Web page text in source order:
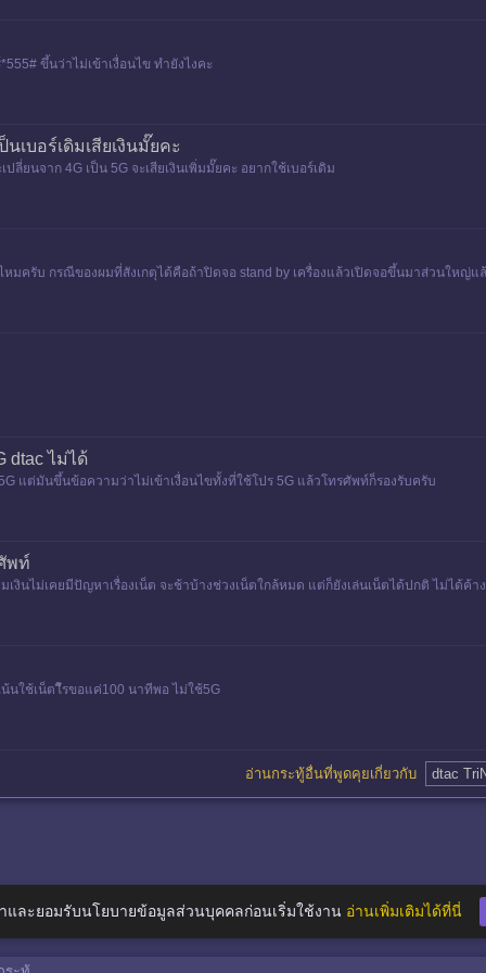
ขึ้นว่าไม่เข้าเงื่อนไข ทำยังไงคะ
เบอร์เดิมเสียเงินมั๊ยคะ
ยนจาก 4G เป็น 5G จะเสียเงินเพิ่มมั๊ยคะ อยากใช้เบอร์เดิม
หมครับ กรณีของผมที่สังเกตุได้คือถ้าปิดจอ stand by เครื่องแล้วเปิดจอขึ้นมาส่วนใหญ่แ
dtac ไม่ได้
แต่มันขึ้นข้อความว่าไม่เข้าเงื่อนไขทั้งที่ใช้โปร 5G แล้วโทรศัพท์ก็รองรับครับ
พท์
นไม่เคยมีปัญหาเรื่องเน็ต จะช้าบ้างช่วงเน็ตใกล้หมด แต่ก็ยังเล่นเน็ตได้ปกติ ไม่ได้ค้า
นใช้เน็ตโืรขอแค่100 นาทีพอ ไม่ใช้5G
อ่านกระทู้อื่นที่พูดคุยเกี่ยวกับ dtac
และยอมรับนโยบายข้อมูลส่วนบุคคลก่อนเริ่มใช้งาน อ่านเพิ่มเติมได้ที่นี่